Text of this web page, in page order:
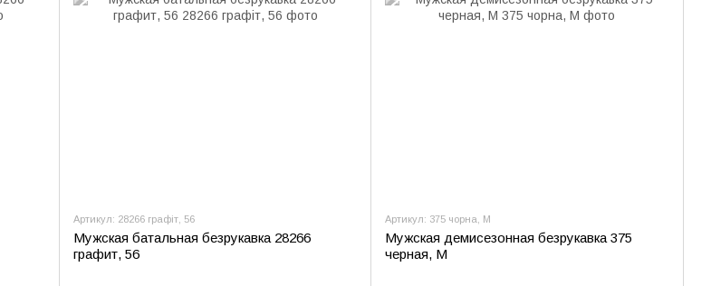
Артикул: 28266 графіт, 56
Мужская батальная безрукавка 28266
графит, 56
Артикул: 375 чорна, M
Мужская демисезонная безрукавка 375
черная, M